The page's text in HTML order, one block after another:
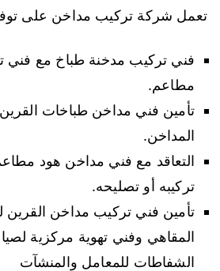
تعمل شركة تركيب مداخن على
فني تركيب مدخنة طباخ مع فني
مطاعم.
تأمين فني مداخن طباخات
المداخن.
التعاقد مع فني مداخن هود
تركيبه أو تصليحه.
تأمين فني تركيب مداخن القرين
المقاهي وفني تهوية مركزية
الشفاطات للمعامل والمنشآت